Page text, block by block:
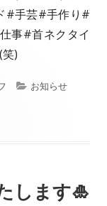
#手芸#手作り#
事#首ネクタイ
)
C
お知らせ
します🎍